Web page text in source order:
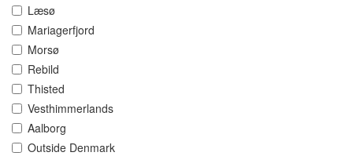
Læsø
Mariagerfjord
Morsø
Rebild
Thisted
Vesthimmerlands
Aalborg
Outside Denmark